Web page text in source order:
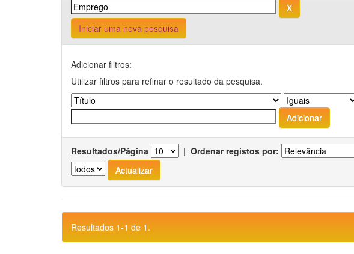
Iniciar uma nova pesquisa
Adicionar filtros:
Utilizar filtros para refinar o resultado da pesquisa.
Resultados/Página | Ordenar registos por:
Resultados 1-1 de 1.